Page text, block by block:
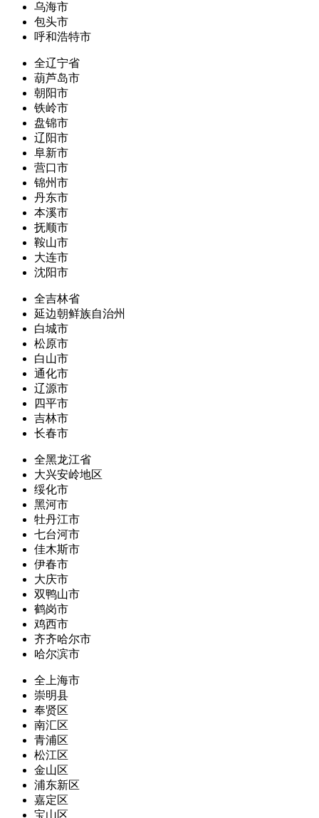
乌海市
包头市
呼和浩特市
全辽宁省
葫芦岛市
朝阳市
铁岭市
盘锦市
辽阳市
阜新市
营口市
锦州市
丹东市
本溪市
抚顺市
鞍山市
大连市
沈阳市
全吉林省
延边朝鲜族自治州
白城市
松原市
白山市
通化市
辽源市
四平市
吉林市
长春市
全黑龙江省
大兴安岭地区
绥化市
黑河市
牡丹江市
七台河市
佳木斯市
伊春市
大庆市
双鸭山市
鹤岗市
鸡西市
齐齐哈尔市
哈尔滨市
全上海市
崇明县
奉贤区
南汇区
青浦区
松江区
金山区
浦东新区
嘉定区
宝山区